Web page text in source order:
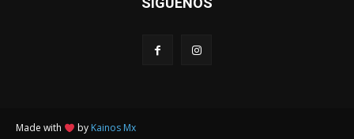
Made with by Kainos Mx